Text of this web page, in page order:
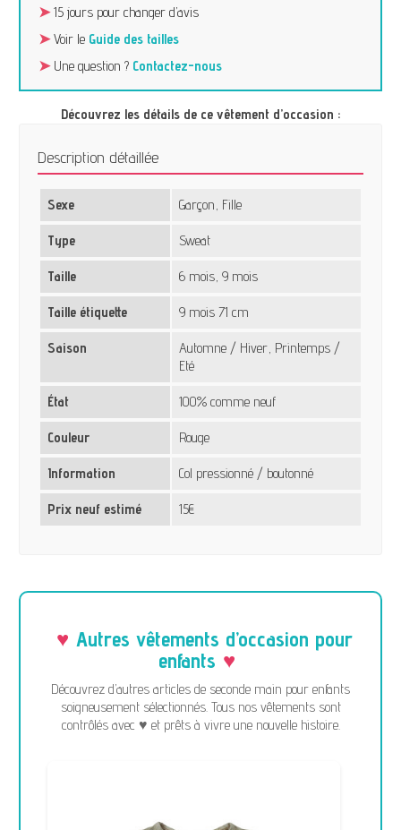
➤15 jours pour changer d’avis
➤Voir le Guide des tailles
➤Une question ? Contactez-nous
Découvrez les détails de ce vêtement d’occasion :
Description détaillée
Sexe Garçon, Fille
Type Sweat
Taille 6 mois, 9 mois
Taille étiquette 9 mois 71 cm
Saison
Automne / Hiver, Printemps /
Eté
État 100% comme neuf
Couleur Rouge
Information Col pressionné / boutonné
Prix neuf estimé 15€
Autres vêtements d’occasion pour
enfants
Découvrez d’autres articles de seconde main pour enfants
soigneusement sélectionnés. Tous nos vêtements sont
contrôlés avec ♥ et prêts à vivre une nouvelle histoire.